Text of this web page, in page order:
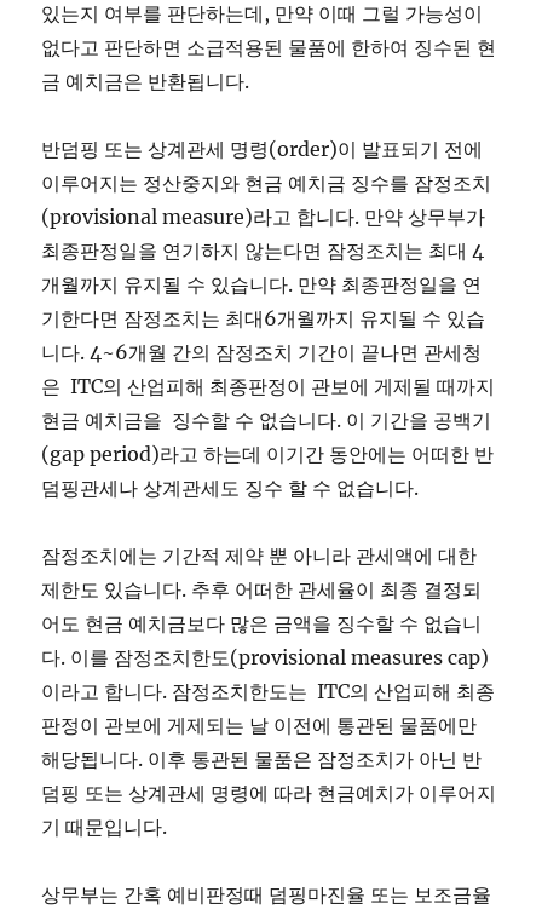
있는지 여부를 판단하는데, 만약 이때 그럴 가능성이
없다고 판단하면 소급적용된 물품에 한하여 징수된 현
금 예치금은 반환됩니다.
반덤핑 또는 상계관세 명령(order)이 발표되기 전에
이루어지는 정산중지와 현금 예치금 징수를 잠정조치
(provisional measure)라고 합니다. 만약 상무부가
최종판정일을 연기하지 않는다면 잠정조치는 최대 4
개월까지 유지될 수 있습니다. 만약 최종판정일을 연
기한다면 잠정조치는 최대6개월까지 유지될 수 있습
니다. 4~6개월 간의 잠정조치 기간이 끝나면 관세청
은 ITC의 산업피해 최종판정이 관보에 게제될 때까지
현금 예치금을 징수할 수 없습니다. 이 기간을 공백기
(gap period)라고 하는데 이기간 동안에는 어떠한 반
덤핑관세나 상계관세도 징수 할 수 없습니다.
잠정조치에는 기간적 제약 뿐 아니라 관세액에 대한
제한도 있습니다. 추후 어떠한 관세율이 최종 결정되
어도 현금 예치금보다 많은 금액을 징수할 수 없습니
다. 이를 잠정조치한도(provisional measures cap)
이라고 합니다. 잠정조치한도는 ITC의 산업피해 최종
판정이 관보에 게제되는 날 이전에 통관된 물품에만
해당됩니다. 이후 통관된 물품은 잠정조치가 아닌 반
덤핑 또는 상계관세 명령에 따라 현금예치가 이루어지
기 때문입니다.
상무부는 간혹 예비판정때 덤핑마진율 또는 보조금율